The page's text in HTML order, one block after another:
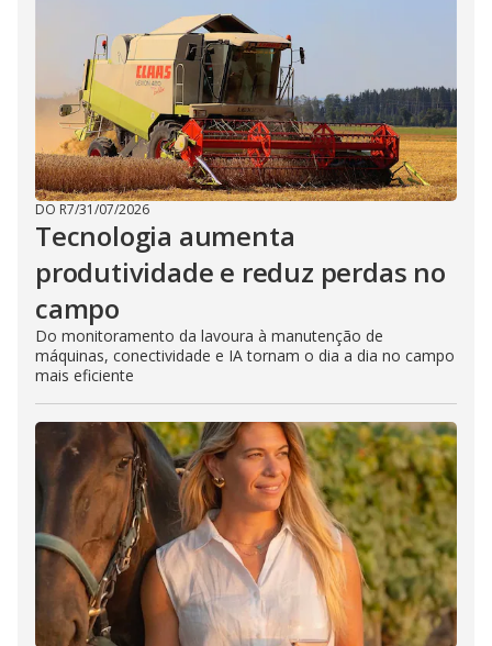
DO R7/31/07/2026
Tecnologia aumenta
produtividade e reduz perdas no
campo
Do monitoramento da lavoura à manutenção de
máquinas, conectividade e IA tornam o dia a dia no campo
mais eficiente